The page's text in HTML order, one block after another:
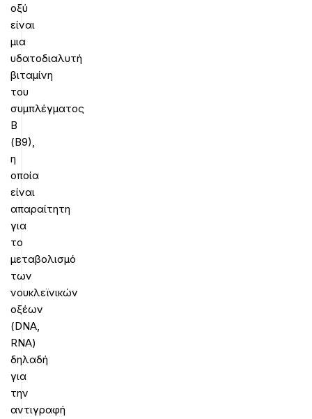
οξύ
είναι
μια
υδατοδιαλυτή
βιταμίνη
του
συμπλέγματος
Β
(Β9),
η
οποία
είναι
απαραίτητη
για
το
μεταβολισμό
των
νουκλεϊνικών
οξέων
(DNA,
RNA)
δηλαδή
για
την
αντιγραφή